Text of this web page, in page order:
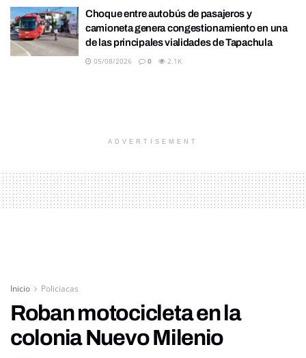
Choque entre autobús de pasajeros y
camioneta genera congestionamiento en una
de las principales vialidades de Tapachula
05/08/2026 0 2.1K
ADVERTISEMENT
Inicio Policiacas
Roban motocicleta en la
colonia Nuevo Milenio